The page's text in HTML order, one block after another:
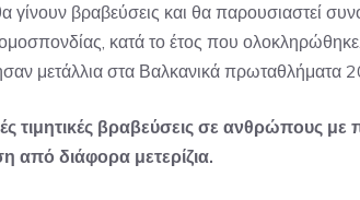
γίνουν βραβεύσεις και θα παρουσιαστεί
ομοσπονδίας, κατά το έτος που
μετάλλια στα Βαλκανικά πρωταθλήματα
τιμητικές βραβεύσεις σε ανθρώπους
από διάφορα μετερίζια.